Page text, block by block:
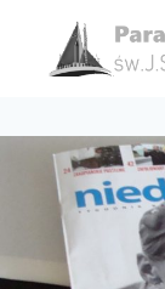
treści